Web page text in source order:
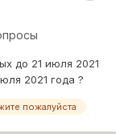
до 21 июля 2021
2021 года ?
пожалуйста